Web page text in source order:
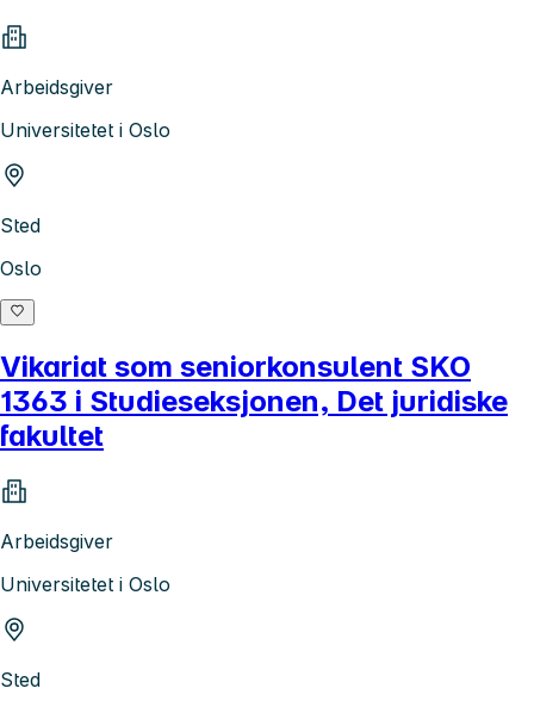
Arbeidsgiver
Universitetet i Oslo
Sted
Oslo
Vikariat som seniorkonsulent SKO
1363 i Studieseksjonen, Det juridiske
fakultet
Arbeidsgiver
Universitetet i Oslo
Sted